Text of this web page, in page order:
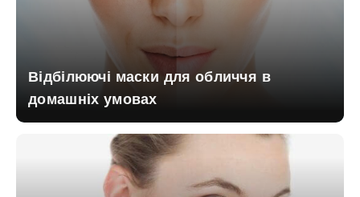
Відбілюючі маски для обличчя в
домашніх умовах